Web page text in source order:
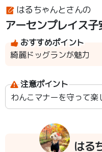
はるちゃんとさんの
アーセンプレイス
おすすめポイント
綺麗ドッグランが魅力
注意ポイント
わんこマナーを守って楽
はる